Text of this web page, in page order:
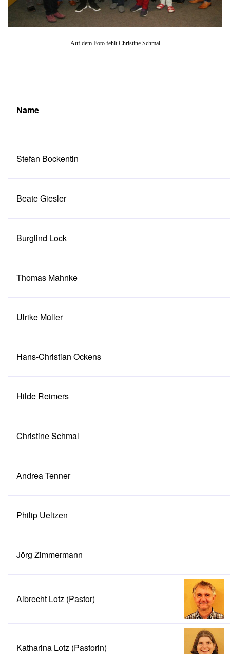
Auf dem Foto fehlt Christine Schmal
Name
Stefan Bockentin
Beate Giesler
Burglind Lock
Thomas Mahnke
Ulrike Müller
Hans-Christian Ockens
Hilde Reimers
Christine Schmal
Andrea Tenner
Philip Ueltzen
Jörg Zimmermann
Albrecht Lotz (Pastor)
Katharina Lotz (Pastorin)